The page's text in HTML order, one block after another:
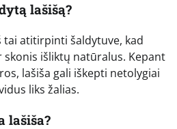
lašišą?
tai atitirpinti šaldytuve, kad
išliktų natūralus. Kepant
lašiša gali iškepti netolygiai
liks žalias.
lašiša?